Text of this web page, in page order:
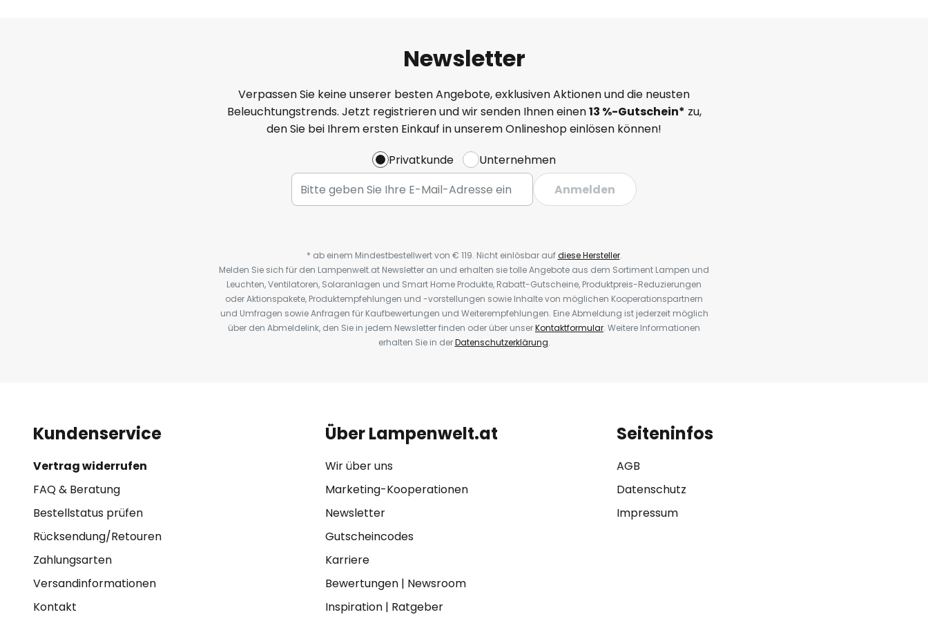
Newsletter
Verpassen Sie keine unserer besten Angebote, exklusiven Aktionen und die neusten
Beleuchtungstrends. Jetzt registrieren und wir senden Ihnen einen13 %-Gutschein* zu,
den Sie bei Ihrem ersten Einkauf in unserem Onlineshop einlösen können!
Privatkunde
Unternehmen
Anmelden
* ab einem Mindestbestellwert von € 119. Nicht einlösbar aufdiese Hersteller.
Melden Sie sich für den Lampenwelt.at Newsletter an und erhalten sie tolle Angebote aus dem Sortiment Lampen und
Leuchten, Ventilatoren, Solaranlagen und Smart Home Produkte, Rabatt-Gutscheine, Produktpreis-Reduzierungen
oder Aktionspakete, Produktempfehlungen und -vorstellungen sowie Inhalte von möglichen Kooperationspartnern
und Umfragen sowie Anfragen für Kaufbewertungen und Weiterempfehlungen. Eine Abmeldung ist jederzeit möglich
über den Abmeldelink, den Sie in jedem Newsletter finden oder über unserKontaktformular. Weitere Informationen
erhalten Sie in derDatenschutzerklärung.
Kundenservice
Vertrag widerrufen
FAQ & Beratung
Bestellstatus prüfen
Rücksendung/Retouren
Zahlungsarten
Versandinformationen
Kontakt
Über Lampenwelt.at
Wir über uns
Marketing-Kooperationen
Newsletter
Gutscheincodes
Karriere
Bewertungen| Newsroom
Inspiration| Ratgeber
Seiteninfos
AGB
Datenschutz
Impressum